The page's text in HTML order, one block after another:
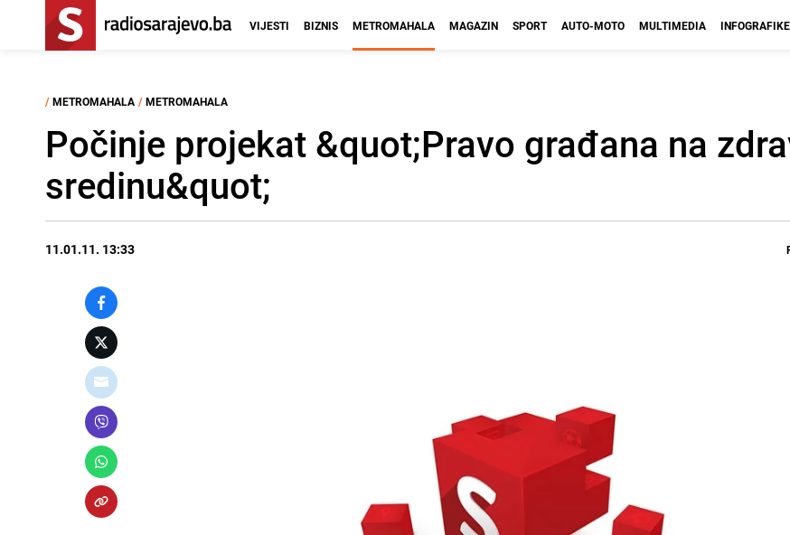
VIJESTI BIZNIS METROMAHALA MAGAZIN SPORT AUTO-MOTO MULTIMEDIA INFOGRAFIKE
/ METROMAHALA / METROMAHALA
Počinje projekat &quot;Pravo građana na
sredinu&quot;
11.01.11. 13:33